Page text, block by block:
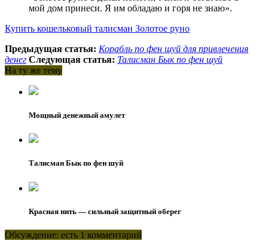
мой дом принеси. Я им обладаю и горя не знаю».
Купить кошельковый талисман Золотое руно
Предыдущая статья: Корабль по фен шуй для привлечения
денег Следующая статья: Талисман Бык по фен шуй
На ту же тему
Мощный денежный амулет
Талисман Бык по фен шуй
Красная нить — сильный защитный оберег
Обсуждение: есть 1 комментарий